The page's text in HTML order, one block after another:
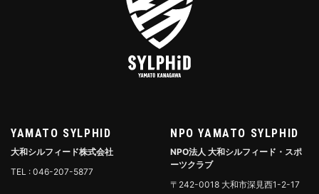
YAMATO SYLPHID
大和シルフィード株式会社
TEL : 046-207-5877
NPO YAMATO SYLPHID
NPO法人 大和シルフィード・スポ
ーツクラブ
〒242-0018 大和市深見西1-2-17